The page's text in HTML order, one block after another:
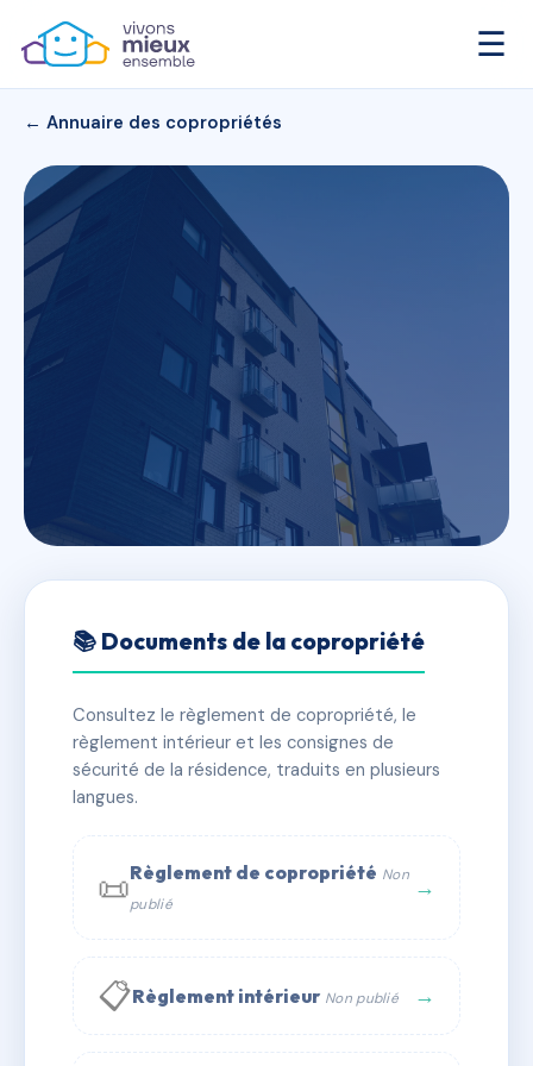
☰
← Annuaire des copropriétés
SDC 4 RUE DU DOCTEUR
EBRARD
📍 4 r du docteur ebrard 01000 Bourg-en-Bresse
✓ Immatriculée 🏠 9 lots 🏗 1 bâtiment(s)
📞 Contacter Syndic Digital 💬 WhatsApp
✉ Email
📚 Documents de la copropriété
Consultez le règlement de copropriété, le
règlement intérieur et les consignes de
sécurité de la résidence, traduits en plusieurs
langues.
📜Règlement de copropriété Non
publié
→
📋Règlement intérieur Non publié →